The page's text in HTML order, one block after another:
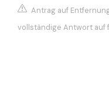
Antrag auf
vollständige Antwort auf